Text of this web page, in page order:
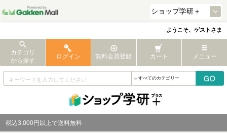
ようこそ、ゲストさま
カテゴリ
から探す
ログイン 無料会員登録 カート メニュー
税込3,000円以上で送料無料